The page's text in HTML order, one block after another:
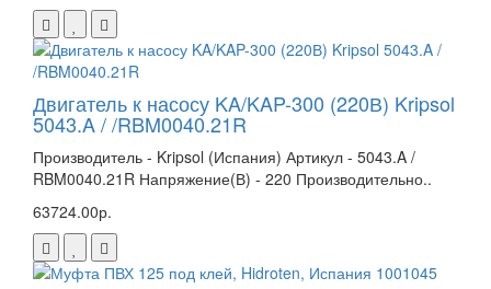
Двигатель к насосу KA/KAP-300 (220В) Kripsol
5043.A / /RBM0040.21R
Производитель - Kripsol (Испания) Артикул - 5043.A /
RBM0040.21R Напряжение(В) - 220 Производительно..
63724.00р.